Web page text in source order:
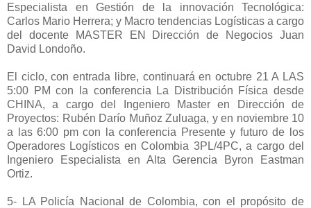
Especialista en Gestión de la innovación Tecnológica:
Carlos Mario Herrera; y Macro tendencias Logísticas a cargo
del docente MASTER EN Dirección de Negocios Juan
David Londoño.
El ciclo, con entrada libre, continuará en octubre 21 A LAS
5:00 PM con la conferencia La Distribución Física desde
CHINA, a cargo del Ingeniero Master en Dirección de
Proyectos: Rubén Darío Muñoz Zuluaga, y en noviembre 10
a las 6:00 pm con la conferencia Presente y futuro de los
Operadores Logísticos en Colombia 3PL/4PC, a cargo del
Ingeniero Especialista en Alta Gerencia Byron Eastman
Ortiz.
5- LA Policía Nacional de Colombia, con el propósito de